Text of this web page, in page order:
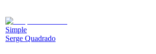
Simple
Serge Quadrado